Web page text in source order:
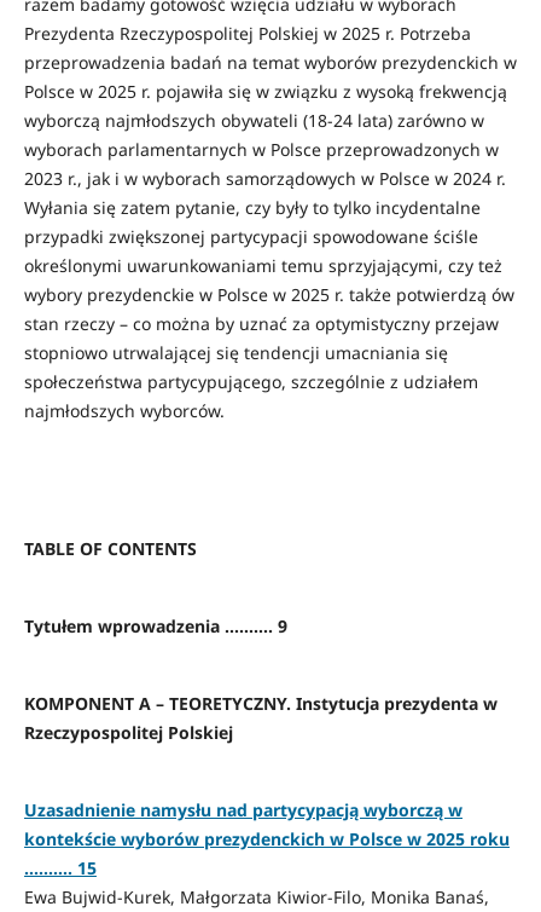
Prezydenta Rzeczypospolitej Polskiej w 2025 r. Potrzeba
przeprowadzenia badań na temat wyborów prezydenckich w
Polsce w 2025 r. pojawiła się w związku z wysoką frekwencją
wyborczą najmłodszych obywateli (18-24 lata) zarówno w
wyborach parlamentarnych w Polsce przeprowadzonych w
2023 r., jak i w wyborach samorządowych w Polsce w 2024 r.
Wyłania się zatem pytanie, czy były to tylko incydentalne
przypadki zwiększonej partycypacji spowodowane ściśle
określonymi uwarunkowaniami temu sprzyjającymi, czy też
wybory prezydenckie w Polsce w 2025 r. także potwierdzą ów
stan rzeczy – co można by uznać za optymistyczny przejaw
stopniowo utrwalającej się tendencji umacniania się
społeczeństwa partycypującego, szczególnie z udziałem
najmłodszych wyborców.
TABLE OF CONTENTS
Tytułem wprowadzenia ………. 9
KOMPONENT A – TEORETYCZNY. Instytucja prezydenta w
Rzeczypospolitej Polskiej
Uzasadnienie namysłu nad partycypacją wyborczą w
kontekście wyborów prezydenckich w Polsce w 2025 roku
………. 15
Ewa Bujwid-Kurek, Małgorzata Kiwior-Filo, Monika Banaś,